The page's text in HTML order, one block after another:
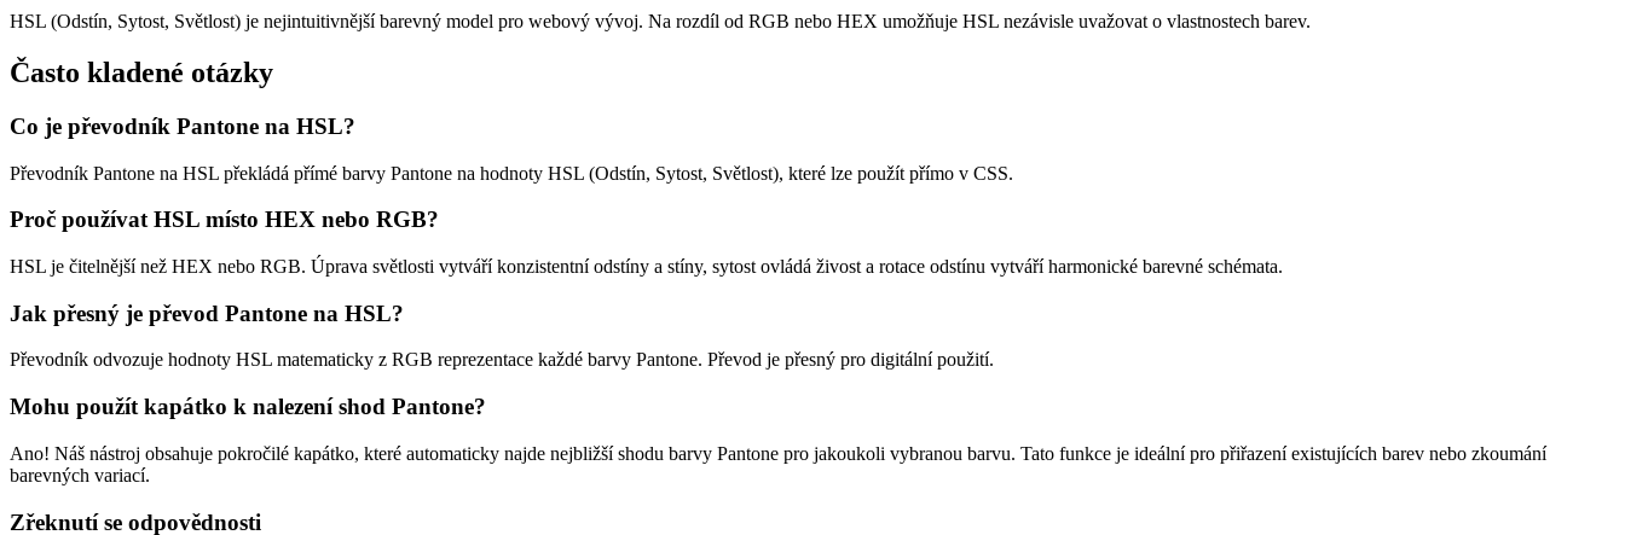
HSL (Odstín, Sytost, Světlost) je nejintuitivnější barevný model pro webový vývoj. Na rozdíl od RGB nebo HEX umožňuje HSL nezávisle uvažovat o vlastnostech barev.
Často kladené otázky
Co je převodník Pantone na HSL?
Převodník Pantone na HSL překládá přímé barvy Pantone na hodnoty HSL (Odstín, Sytost, Světlost), které lze použít přímo v CSS.
Proč používat HSL místo HEX nebo RGB?
HSL je čitelnější než HEX nebo RGB. Úprava světlosti vytváří konzistentní odstíny a stíny, sytost ovládá živost a rotace odstínu vytváří harmonické barevné schémata.
Jak přesný je převod Pantone na HSL?
Převodník odvozuje hodnoty HSL matematicky z RGB reprezentace každé barvy Pantone. Převod je přesný pro digitální použití.
Mohu použít kapátko k nalezení shod Pantone?
Ano! Náš nástroj obsahuje pokročilé kapátko, které automaticky najde nejbližší shodu barvy Pantone pro jakoukoli vybranou barvu. Tato funkce je ideální pro přiřazení existujících barev nebo zkoumání
barevných variací.
Zřeknutí se odpovědnosti